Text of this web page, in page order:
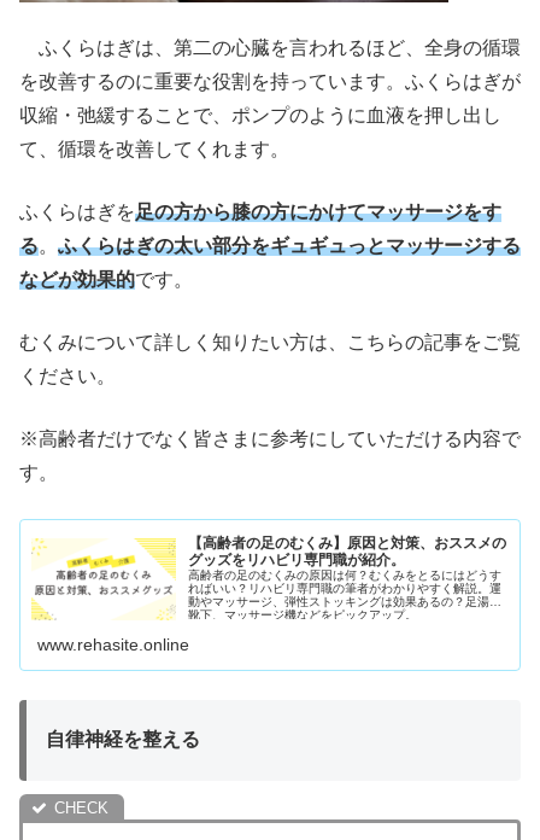
ふくらはぎは、第二の心臓を言われるほど、全身の循環
を改善するのに重要な役割を持っています。ふくらはぎが
収縮・弛緩することで、ポンプのように血液を押し出し
て、循環を改善してくれます。
ふくらはぎを足の方から膝の方にかけてマッサージをす
る。 ふくらはぎの太い部分をギュギュっとマッサージする
などが効果的です。
むくみについて詳しく知りたい方は、こちらの記事をご覧
ください。
※高齢者だけでなく皆さまに参考にしていただける内容で
す。
【高齢者の足のむくみ】原因と対策、おススメの
グッズをリハビリ専門職が紹介。
高齢者の足のむくみの原因は何？むくみをとるにはどうす
ればいい？リハビリ専門職の筆者がわかりやすく解説。運
動やマッサージ、弾性ストッキングは効果あるの？足湯、
靴下、マッサージ機などをピックアップ。
www.rehasite.online
自律神経を整える